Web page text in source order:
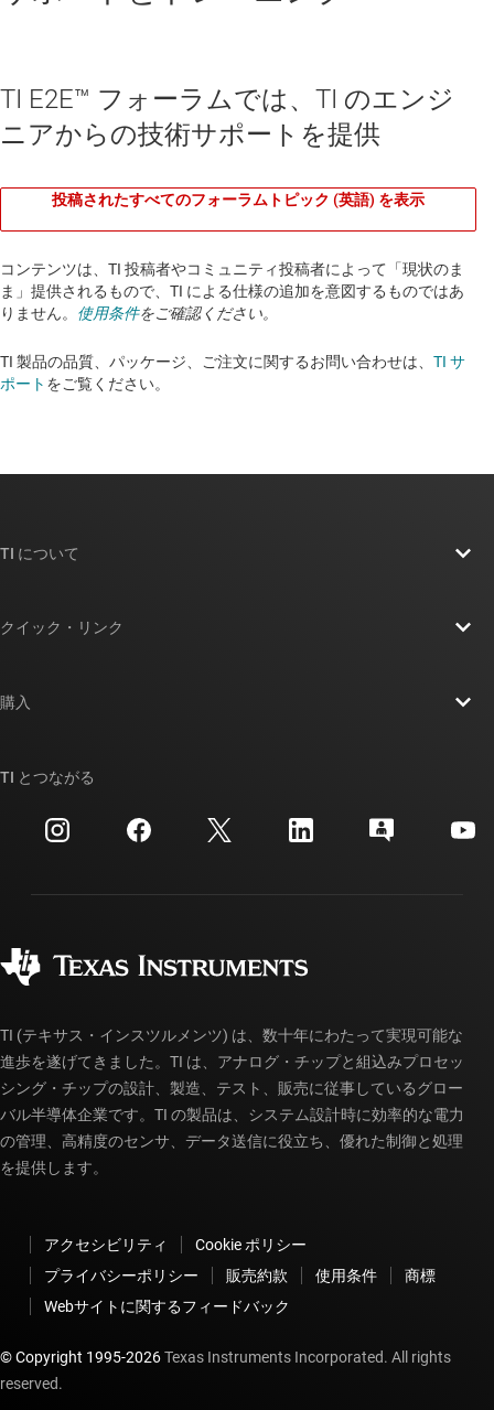
TI E2E™ フォーラムでは、TI のエンジ
ニアからの技術サポートを提供
投稿されたすべてのフォーラムトピック (英語) を表示
コンテンツは、TI 投稿者やコミュニティ投稿者によって「現状のま
ま」提供されるもので、TI による仕様の追加を意図するものではあ
りません。 使用条件をご確認ください。
TI 製品の品質、パッケージ、ご注文に関するお問い合わせは、 TI サ
ポート をご覧ください。​​​​​​​​​​​​​​
TI について
投資家向け情報
製造
クイック・リンク
クロスリファレンス検索
カスタマー・サポート・センター
myTI アカウントの FAQ
購入
ご注文に関する FAQ
TI とつながる
TI (テキサス・インスツルメンツ) は、数十年にわたって実現可能な
進歩を遂げてきました。TI は、アナログ・チップと組込みプロセッ
シング・チップの設計、製造、テスト、販売に従事しているグロー
バル半導体企業です。TI の製品は、システム設計時に効率的な電力
の管理、高精度のセンサ、データ送信に役立ち、優れた制御と処理
を提供します。
アクセシビリティ
Cookie ポリシー
プライバシーポリシー
販売約款 使用条件
商標
Webサイトに関するフィードバック
© Copyright 1995-2026Texas Instruments Incorporated. All rights
reserved.